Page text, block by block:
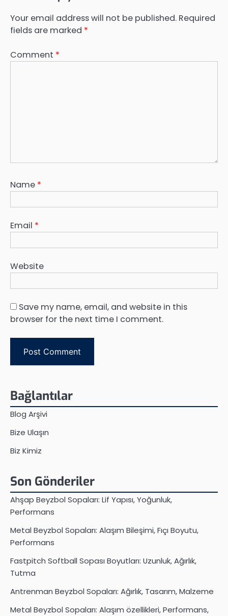
Your email address will not be published. Required
fields are marked *
Comment *
Name *
Email *
Website
Save my name, email, and website in this
browser for the next time I comment.
Bağlantılar
Blog Arşivi
Bize Ulaşın
Biz Kimiz
Son Gönderiler
Ahşap Beyzbol Sopaları: Lif Yapısı, Yoğunluk,
Performans
Metal Beyzbol Sopaları: Alaşım Bileşimi, Fıçı Boyutu,
Performans
Fastpitch Softball Sopası Boyutları: Uzunluk, Ağırlık,
Tutma
Antrenman Beyzbol Sopaları: Ağırlık, Tasarım, Malzeme
Metal Beyzbol Sopaları: Alaşım özellikleri, Performans,